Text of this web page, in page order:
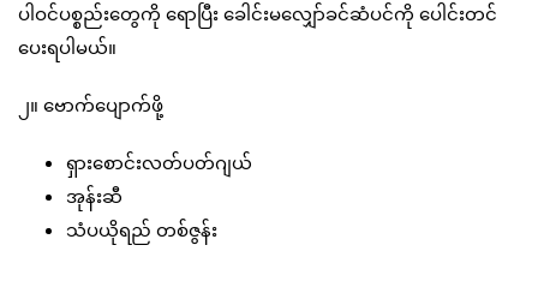
ပါဝင်ပစ္စည်းတွေကို ရောပြီး ခေါင်းမလျှော်ခင်ဆံပင်ကို ပေါင်းတင်
ပေးရပါမယ်။
၂။ ဗောက်ပျောက်ဖို့
ရှားစောင်းလတ်ပတ်ဂျယ်
အုန်းဆီ
သံပယိုရည် တစ်ဇွန်း